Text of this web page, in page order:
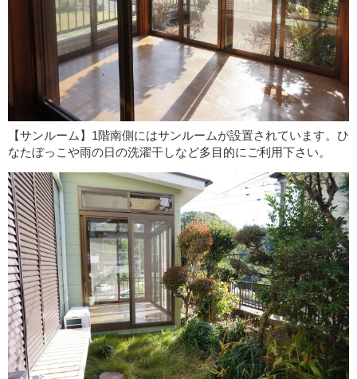
【サンルーム】1階南側にはサンルームが設置されています。ひ
なたぼっこや雨の日の洗濯干しなど多目的にご利用下さい。